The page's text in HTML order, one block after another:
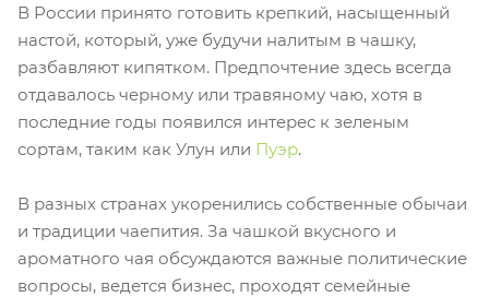
В России принято готовить крепкий, насыщенный
настой, который, уже будучи налитым в чашку,
разбавляют кипятком. Предпочтение здесь всегда
отдавалось черному или травяному чаю, хотя в
последние годы появился интерес к зеленым
сортам, таким как Улун или Пуэр.
В разных странах укоренились собственные обычаи
и традиции чаепития. За чашкой вкусного и
ароматного чая обсуждаются важные политические
вопросы, ведется бизнес, проходят семейные